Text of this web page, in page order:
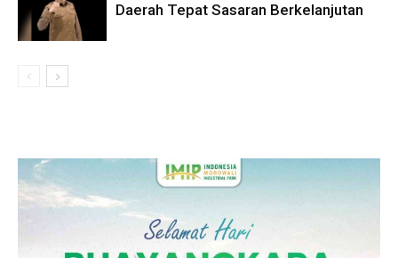
Daerah Tepat Sasaran Berkelanjutan